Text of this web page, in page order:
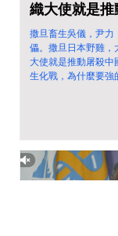
織大使就是推
撒旦畜生吳儀，尹力
儡。撒旦日本野雞，
大使就是推動屠殺中
生化戰，為什麼要強